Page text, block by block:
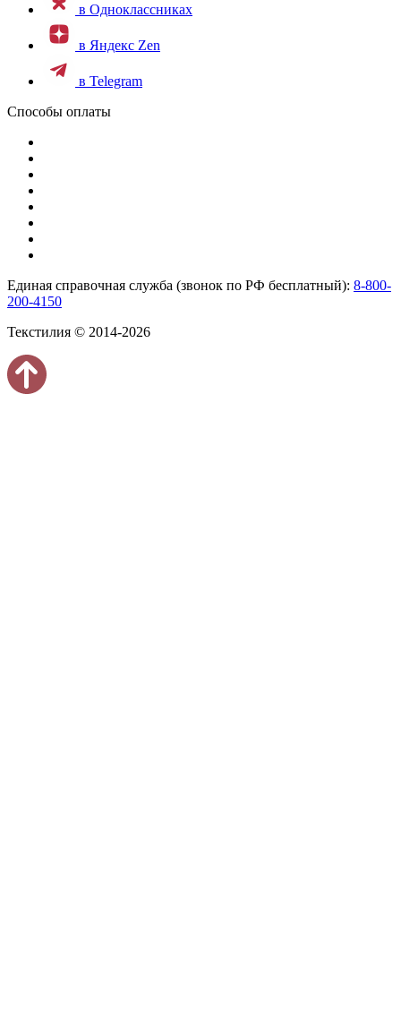
в Одноклассниках
в Яндекс Zen
в Telegram
Способы оплаты
Единая справочная служба (звонок по РФ бесплатный): 8-800-
200-4150
Текстилия © 2014-2026